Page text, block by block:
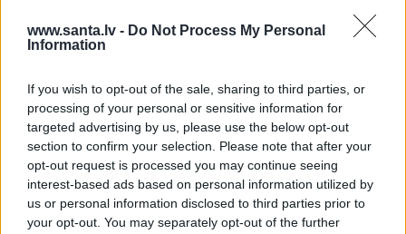
www.santa.lv - Do Not Process My Personal
Information
If you wish to opt-out of the sale, sharing to third parties, or
processing of your personal or sensitive information for
targeted advertising by us, please use the below opt-out
section to confirm your selection. Please note that after your
opt-out request is processed you may continue seeing
interest-based ads based on personal information utilized by
us or personal information disclosed to third parties prior to
your opt-out. You may separately opt-out of the further
Diāna Zande: «Man nav kauns atzīt, ka biju
attiecībās, kurās ļāvu sevi sist»
PERSONĪBAS